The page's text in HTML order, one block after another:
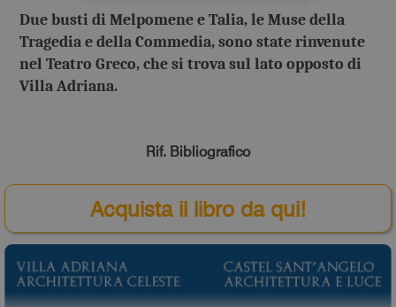
Due busti di Melpomene e Talia, le Muse della
Tragedia e della Commedia, sono state rinvenute
nel Teatro Greco, che si trova sul lato opposto di
Villa Adriana.
Rif. Bibliografico
Acquista il libro da qui!